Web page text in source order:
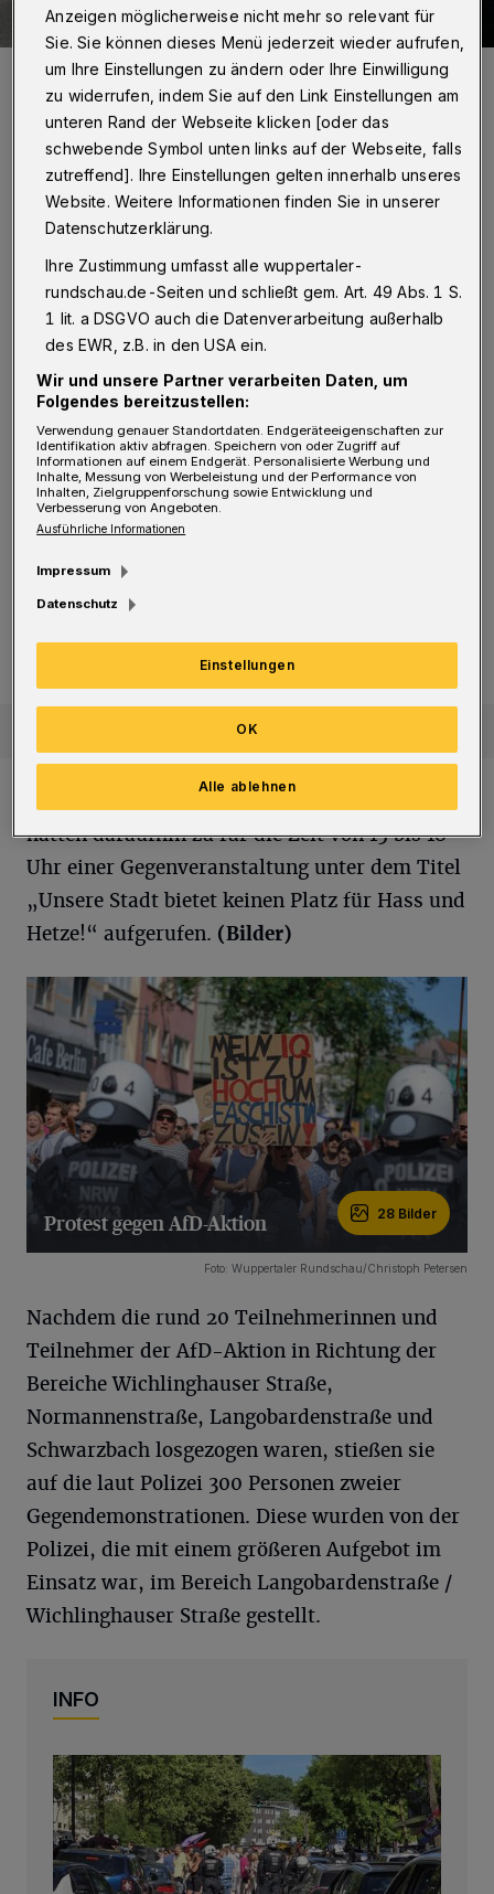
Die Polizei schirmte die Gegendemonstrantinnen und -
demonstranten ab.
Foto: Wuppertaler Rundschau/Christoph Petersen
H für den Zeitraum ab 16 Uhr
angemeldeter „Spaziergang“ der AfD durch
Oberbarmen. Daran sollte die laut SPD als
„rechtsextremistisch eingestufte“
Brandenburger Landtagsabgeordneten Lena
Kotré teilnehmen, „die mit ihren Kontakten zu
Rechtsextremen in Europa und Schweizer
Neonazis in Erscheinung getreten ist“.
Aufruf zur Gegenkundgebung am
Montag
Hass und Hetze!“
hatten daraufhin zu für die Zeit von 15 bis 18
Uhr einer Gegenveranstaltung unter dem Titel
„Unsere Stadt bietet keinen Platz für Hass und
Hetze!“ aufgerufen. (Bilder)
Protest gegen AfD-Aktion 28 Bilder
Foto: Wuppertaler Rundschau/Christoph Petersen
Nachdem die rund 20 Teilnehmerinnen und
Teilnehmer der AfD-Aktion in Richtung der
Bereiche Wichlinghauser Straße,
Normannenstraße, Langobardenstraße und
Schwarzbach losgezogen waren, stießen sie
auf die laut Polizei 300 Personen zweier
Gegendemonstrationen. Diese wurden von der
Polizei, die mit einem größeren Aufgebot im
Einsatz war, im Bereich Langobardenstraße /
Wichlinghauser Straße gestellt.
INFO
Anzeigen möglicherweise nicht mehr so relevant für
Sie. Sie können dieses Menü jederzeit wieder aufrufen,
um Ihre Einstellungen zu ändern oder Ihre Einwilligung
zu widerrufen, indem Sie auf den Link Einstellungen am
unteren Rand der Webseite klicken [oder das
schwebende Symbol unten links auf der Webseite, falls
zutreffend]. Ihre Einstellungen gelten innerhalb unseres
Website. Weitere Informationen finden Sie in unserer
Datenschutzerklärung.
Ihre Zustimmung umfasst alle wuppertaler-
rundschau.de-Seiten und schließt gem. Art. 49 Abs. 1 S.
1 lit. a DSGVO auch die Datenverarbeitung außerhalb
des EWR, z.B. in den USA ein.
Wir und unsere Partner verarbeiten Daten, um
Folgendes bereitzustellen:
Verwendung genauer Standortdaten. Endgeräteeigenschaften zur
Identifikation aktiv abfragen. Speichern von oder Zugriff auf
Informationen auf einem Endgerät. Personalisierte Werbung und
Inhalte, Messung von Werbeleistung und der Performance von
Inhalten, Zielgruppenforschung sowie Entwicklung und
Verbesserung von Angeboten.
Ausführliche Informationen
Impressum
Datenschutz
Einstellungen
Alle ablehnen
OK